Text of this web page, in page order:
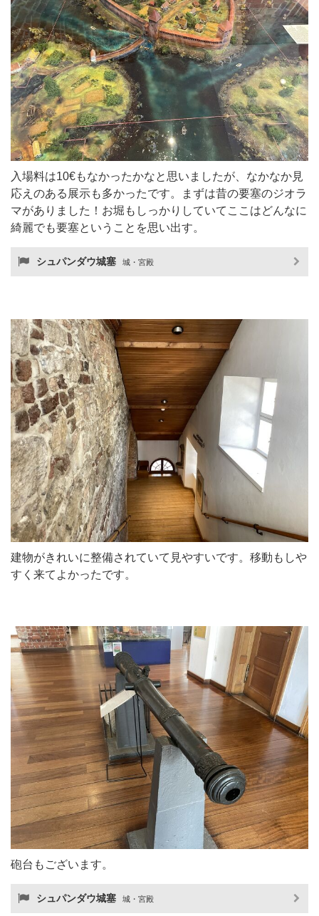
入場料は10€もなかったかなと思いましたが、なかなか見
応えのある展示も多かったです。まずは昔の要塞のジオラ
マがありました！お堀もしっかりしていてここはどんなに
綺麗でも要塞ということを思い出す。
シュパンダウ城塞 城・宮殿
建物がきれいに整備されていて見やすいです。移動もしや
すく来てよかったです。
砲台もございます。
シュパンダウ城塞 城・宮殿